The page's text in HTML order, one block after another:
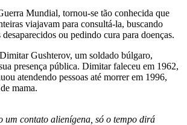
Mundial, tornou-se tão conhecida que
viajavam para consultá-la, buscando
desaparecidos ou pedindo cura para doenças.
Gushterov, um soldado búlgaro,
presença pública. Dimitar faleceu em 1962,
atendendo pessoas até morrer em 1996,
mama.
um contato alienígena, só o tempo dirá